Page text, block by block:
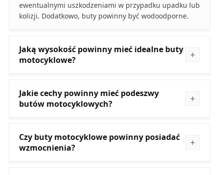
ewentualnymi uszkodzeniami w przypadku upadku lub
kolizji. Dodatkowo, buty powinny być wodoodporne.
Jaką wysokość powinny mieć idealne buty
motocyklowe?
Jakie cechy powinny mieć podeszwy
butów motocyklowych?
Czy buty motocyklowe powinny posiadać
wzmocnienia?